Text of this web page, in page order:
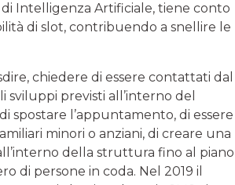
Intelligenza Artificiale, tiene conto
di slot, contribuendo a snellire le
chiedere di essere contattati dal
previsti all’interno del
spostare l’appuntamento, di essere
minori o anziani, di creare una
della struttura fino al piano
di persone in coda. Nel 2019 il